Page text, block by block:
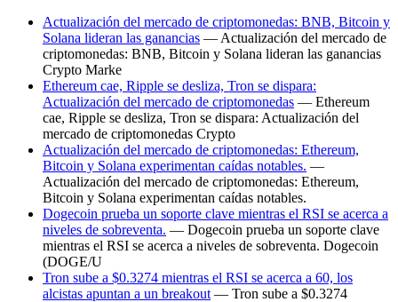
Actualización del mercado de criptomonedas: BNB, Bitcoin y
Solana lideran las ganancias — Actualización del mercado de
criptomonedas: BNB, Bitcoin y Solana lideran las ganancias
Crypto Marke
Ethereum cae, Ripple se desliza, Tron se dispara:
Actualización del mercado de criptomonedas — Ethereum
cae, Ripple se desliza, Tron se dispara: Actualización del
mercado de criptomonedas Crypto
Actualización del mercado de criptomonedas: Ethereum,
Bitcoin y Solana experimentan caídas notables. —
Actualización del mercado de criptomonedas: Ethereum,
Bitcoin y Solana experimentan caídas notables.
Dogecoin prueba un soporte clave mientras el RSI se acerca a
niveles de sobreventa. — Dogecoin prueba un soporte clave
mientras el RSI se acerca a niveles de sobreventa. Dogecoin
(DOGE/U
Tron sube a $0.3274 mientras el RSI se acerca a 60, los
alcistas apuntan a un breakout— Tron sube a $0.3274